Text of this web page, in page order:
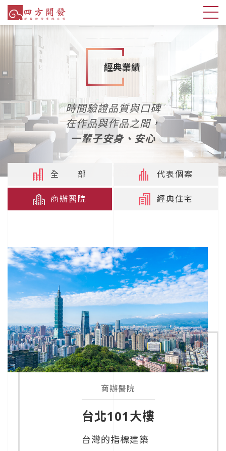
經典業績
時間驗證品質與口碑
在作品與作品之間，
一輩子安身、安心
全 部 代表個案
商辦醫院 經典住宅
商辦醫院
台北101大樓
台灣的指標建築